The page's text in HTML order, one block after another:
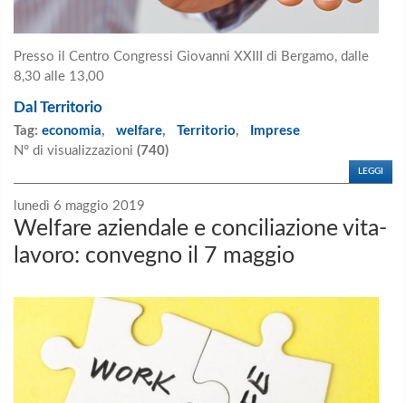
Presso il Centro Congressi Giovanni XXIII di Bergamo, dalle
8,30 alle 13,00
Dal Territorio
Tag: economia, welfare, Territorio,
Imprese
N° di visualizzazioni (740)
LEGGI
lunedì 6 maggio 2019
Welfare aziendale e conciliazione vita-
lavoro: convegno il 7 maggio